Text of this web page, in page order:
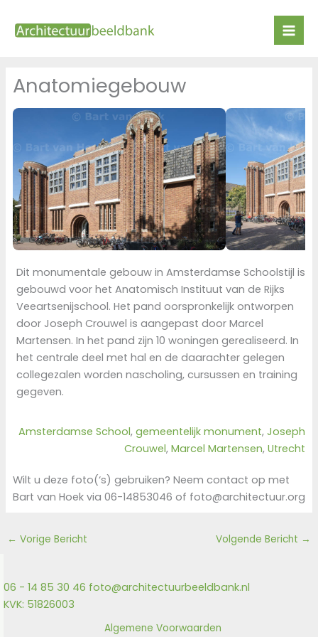
naar
Anatomiegebouw
Dit monumentale gebouw in Amsterdamse Schoolstijl is
gebouwd voor het Anatomisch Instituut van de Rijks
Veeartsenijschool. Het pand oorspronkelijk ontworpen
door Joseph Crouwel is aangepast door Marcel
Martensen. In het pand zijn 10 woningen gerealiseerd. In
het centrale deel met hal en de daarachter gelegen
collegezalen worden nascholing, cursussen en training
gegeven.
Amsterdamse School, gemeentelijk monument, Joseph
Crouwel, Marcel Martensen, Utrecht
Wilt u deze foto(‘s) gebruiken? Neem contact op met
Bart van Hoek via 06-14853046 of foto@architectuur.org
← Vorige Bericht Volgende Bericht →
06 - 14 85 30 46 foto@architectuurbeeldbank.nl
KVK: 51826003
Algemene Voorwaarden